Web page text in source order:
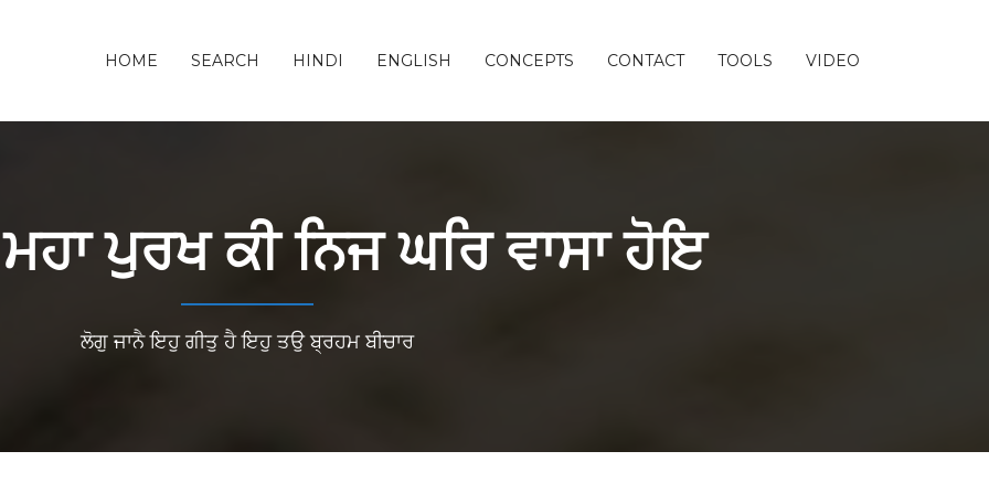
HOME SEARCH HINDI ENGLISH CONCEPTS CONTACT TOOLS VIDEO
ਪੁਰਖ ਕੀ ਨਿਜ ਘਰਿ ਵਾਸਾ ਹੋਇ
ਲੋਗੁ ਜਾਨੈ ਇਹੁ ਗੀਤੁ ਹੈ ਇਹੁ ਤਉ ਬ੍ਰਹਮ ਬੀਚਾਰ